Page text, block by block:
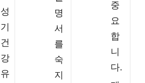
성
기
건
강
유
명
서
를
숙
지
중
요
합
니
다.